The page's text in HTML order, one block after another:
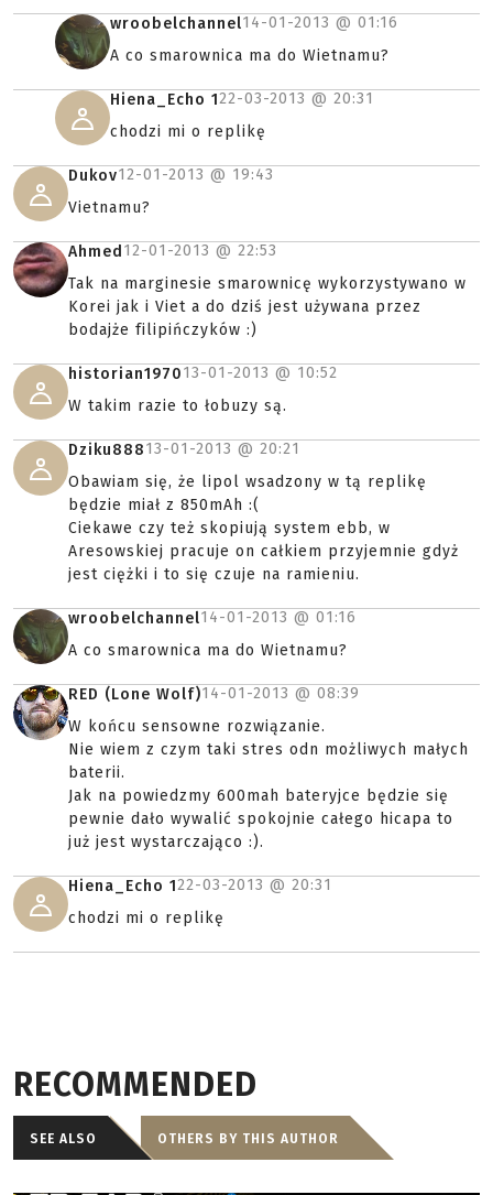
wroobelchannel14-01-2013 @ 01:16
A co smarownica ma do Wietnamu?
Hiena_Echo 122-03-2013 @ 20:31
chodzi mi o replikę
Dukov12-01-2013 @ 19:43
Vietnamu?
Ahmed 12-01-2013 @ 22:53
Tak na marginesie smarownicę wykorzystywano w
Korei jak i Viet a do dziś jest używana przez
bodajże filipińczyków :)
historian197013-01-2013 @ 10:52
W takim razie to łobuzy są.
Dziku88813-01-2013 @ 20:21
Obawiam się, że lipol wsadzony w tą replikę
będzie miał z 850mAh :(
Ciekawe czy też skopiują system ebb, w
Aresowskiej pracuje on całkiem przyjemnie gdyż
jest ciężki i to się czuje na ramieniu.
wroobelchannel14-01-2013 @ 01:16
A co smarownica ma do Wietnamu?
RED (Lone Wolf)14-01-2013 @ 08:39
W końcu sensowne rozwiązanie.
Nie wiem z czym taki stres odn możliwych małych
baterii.
Jak na powiedzmy 600mah bateryjce będzie się
pewnie dało wywalić spokojnie całego hicapa to
już jest wystarczająco :).
Hiena_Echo 122-03-2013 @ 20:31
chodzi mi o replikę
RECOMMENDED
SEE ALSO OTHERS BY THIS AUTHOR